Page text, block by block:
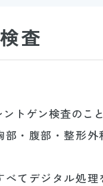
査
トゲン検査のこと
部・腹部・整形
べてデジタル処